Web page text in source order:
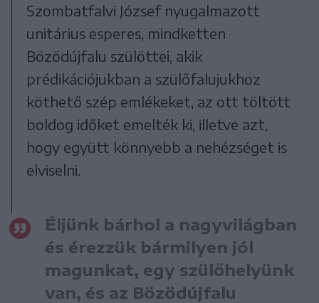
Szombatfalvi József nyugalmazott
unitárius esperes, mindketten
Bözödújfalu szülöttei, akik
prédikációjukban a szülőfalujukhoz
köthető szép emlékeket, az ott töltött
boldog időket emelték ki, illetve azt,
hogy együtt könnyebb a nehézséget is
elviselni.
Éljünk bárhol a nagyvilágban
és érezzük bármilyen jól
magunkat, egy szülőhelyünk
van, és az Bözödújfalu